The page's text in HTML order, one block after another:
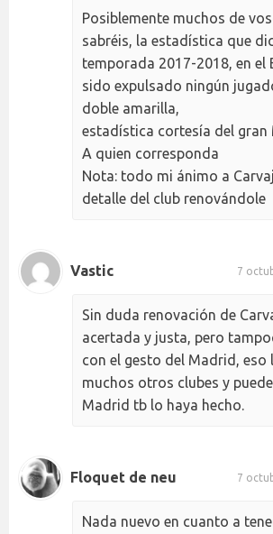
Posiblemente muchos de
sabréis, la estadística que
temporada 2017-2018, en el
sido expulsado ningún
doble amarilla,
estadística cortesía del gran
A quien corresponda
Nota: todo mi ánimo a
detalle del club renovándole
Vastic 7
Sin duda renovación de
acertada y justa, pero
con el gesto del Madrid, eso
muchos otros clubes y
Madrid tb lo haya hecho.
Floquet de neu 7
Nada nuevo en cuanto a